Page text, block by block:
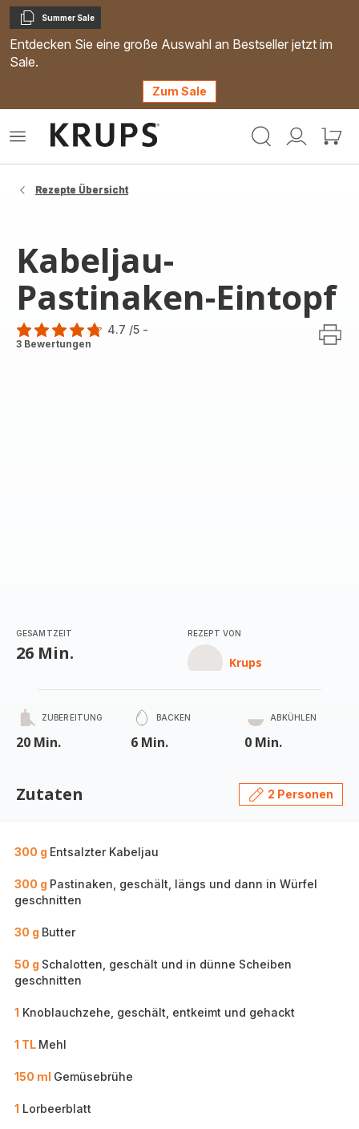
Kopieren
Summer Sale
Entdecken Sie eine große Auswahl an Bestseller jetzt im
Sale.
Zum Sale
Mein
Mein
Das
Rezepte Übersicht
Kabeljau-
Pastinaken-Eintopf
ratings.4.7
4.7 /5 -
3 Bewertungen
GESAMTZEIT
26 Min.
REZEPT VON
Krups
ZUBEREITUNG
20 Min.
BACKEN
6 Min.
ABKÜHLEN
0 Min.
Zutaten 2 Personen
300 g Entsalzter Kabeljau
300 g Pastinaken, geschält, längs und dann in Würfel
geschnitten
30 g Butter
50 g Schalotten, geschält und in dünne Scheiben
geschnitten
1 Knoblauchzehe, geschält, entkeimt und gehackt
1 TL Mehl
150 ml Gemüsebrühe
1 Lorbeerblatt